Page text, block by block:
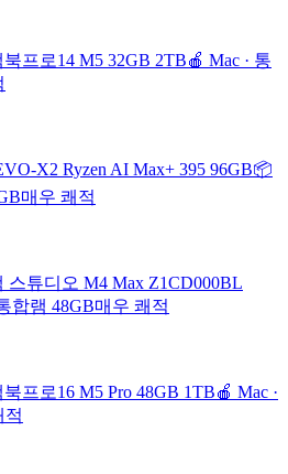
북프로14 M5 32GB 2TB🍎 Mac · 통
X2 Ryzen AI Max+ 395 96GB📦
매우 쾌적
스튜디오 M4 Max Z1CD000BL
합램 48GB매우 쾌적
프로16 M5 Pro 48GB 1TB🍎 Mac ·
적